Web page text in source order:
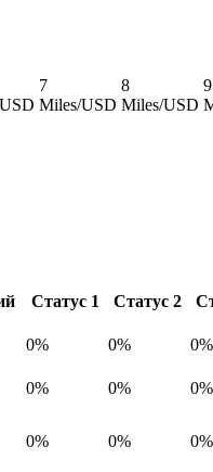
7
Miles/USD
8
Miles/USD
9
Статус 1 Статус 2
0% 0%
0%
0% 0%
0%
0% 0% 0%